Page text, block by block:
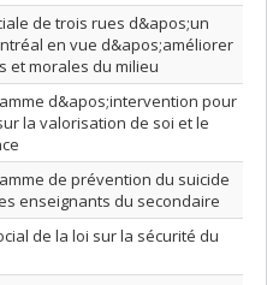
de trois rues d&apos;un
en vue d&apos;améliorer
et morales du milieu
d&apos;intervention pour
la valorisation de soi et le
de prévention du suicide
enseignants du secondaire
de la loi sur la sécurité du